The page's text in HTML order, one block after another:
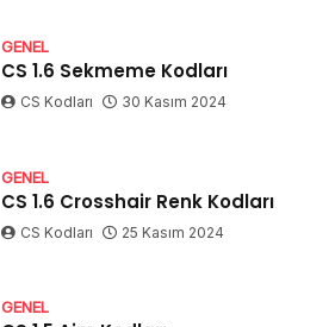
GENEL
CS 1.6 Sekmeme Kodları
CS Kodları 30 Kasım 2024
GENEL
CS 1.6 Crosshair Renk Kodları
CS Kodları 25 Kasım 2024
GENEL